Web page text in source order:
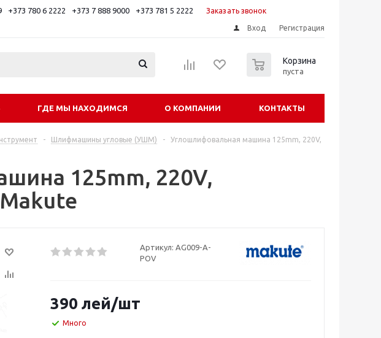
+373 780 6 2222 +373 7 888 9000 +373 781 5 2222 Заказать звонок
Вход Регистрация
Корзина
пуста
ГДЕ МЫ НАХОДИМСЯ О КОМПАНИИ КОНТАКТЫ
- Шлифмашины угловые (УШМ) -
Углошлифовальная машина 125mm, 220V,
125mm, 220V,
Артикул: AG009-A-
POV
390 лей/шт
Много